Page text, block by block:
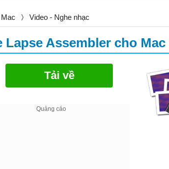
Mac Video - Nghe nhạc
Lapse Assembler cho Mac
Tải về